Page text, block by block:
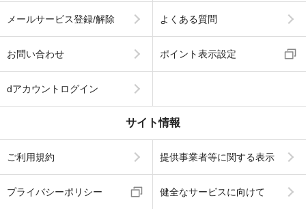
メールサービス登録/解除 よくある質問
お問い合わせ ポイント表示設定
dアカウントログイン
サイト情報
ご利用規約 提供事業者等に関する表示
プライバシーポリシー 健全なサービスに向けて